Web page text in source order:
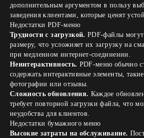
дополнительным аргументом в пользу
заведения клиентами, которые ценят
Недостатки PDF-меню
Трудности с загрузкой. PDF-файлы
размеру, что усложняет их загрузку на
при медленном интернет-соединении.
Неинтерактивность. PDF-меню обычно
содержать интерактивные элементы,
фотографии или отзывы.
Сложность обновления. Каждое
требует повторной загрузки файла, что
неудобства для клиентов.
Недостатки бумажного меню
Высокие затраты на обслуживание.